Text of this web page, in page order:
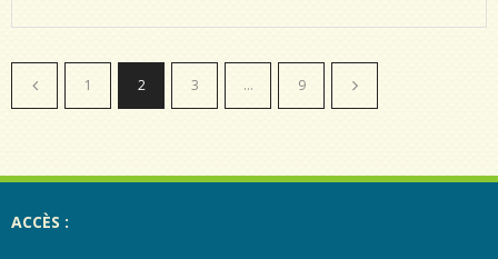
1 2 3 … 9
ACCÈS :